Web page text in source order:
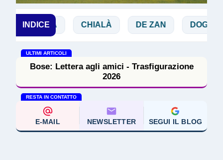
INDICE
BIBBIA CHIALÀ DE ZAN DOGLIO
ULTIMI ARTICOLI
Bose: Lettera agli amici - Trasfigurazione
2026
RESTA IN CONTATTO
E-MAIL NEWSLETTER SEGUI IL BLOG